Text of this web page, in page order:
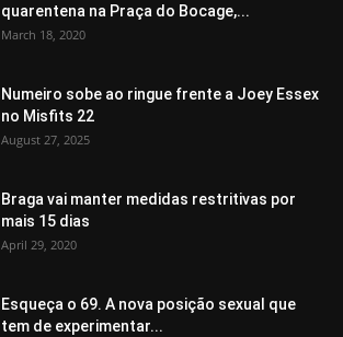
quarentena na Praça do Bocage,...
March 18, 2020
Numeiro sobe ao ringue frente a Joey Essex
no Misfits 22
August 27, 2025
Braga vai manter medidas restritivas por
mais 15 dias
April 29, 2020
Esqueça o 69. A nova posição sexual que
tem de experimentar...